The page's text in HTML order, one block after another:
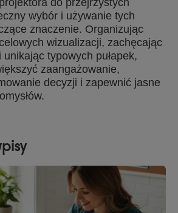
wybór i używanie tych
znaczenie. Organizując
wizualizacji, zachęcając
typowych pułapek,
zaangażowanie,
decyzji i zapewnić jasne